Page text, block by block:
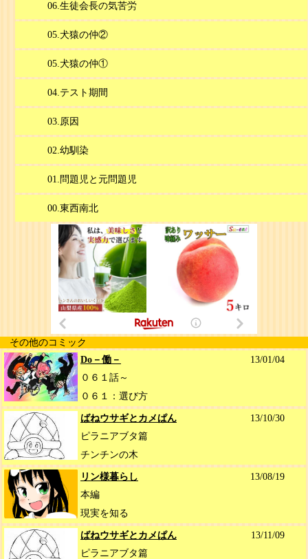
06.生徒会長の気苦労
05.犬猿の仲②
05.犬猿の仲①
04.テスト期間
03.原因
02.幼馴染
01.問題児と元問題児
00.東西南北
その他のコミック
Do－働－
13/01/04
０６１話～
０６１：選び方
ばねウサギとカメぱん
13/10/30
ピラニアブタ篇
チンチンの木
リン様暮らし
13/08/19
本編
現実を知る
ばねウサギとカメぱん
13/11/09
ピラニアブタ篇